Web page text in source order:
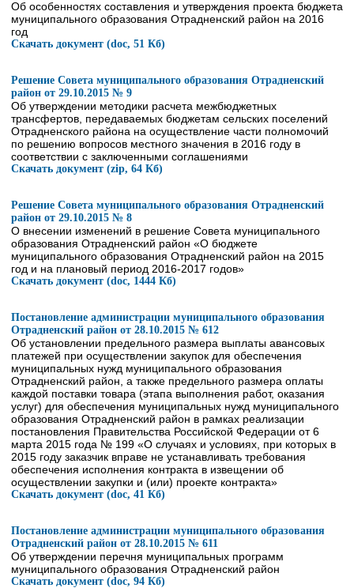
Об особенностях составления и утверждения проекта бюджета
муниципального образования Отрадненский район на 2016
год
Скачать документ (doc, 51 Кб)
Решение Совета муниципального образования Отрадненский
район от 29.10.2015 № 9
Об утверждении методики расчета межбюджетных
трансфертов, передаваемых бюджетам сельских поселений
Отрадненского района на осуществление части полномочий
по решению вопросов местного значения в 2016 году в
соответствии с заключенными соглашениями
Скачать документ (zip, 64 Кб)
Решение Совета муниципального образования Отрадненский
район от 29.10.2015 № 8
О внесении изменений в решение Совета муниципального
образования Отрадненский район «О бюджете
муниципального образования Отрадненский район на 2015
год и на плановый период 2016-2017 годов»
Скачать документ (doc, 1444 Кб)
Постановление администрации муниципального образования
Отрадненский район от 28.10.2015 № 612
Об установлении предельного размера выплаты авансовых
платежей при осуществлении закупок для обеспечения
муниципальных нужд муниципального образования
Отрадненский район, а также предельного размера оплаты
каждой поставки товара (этапа выполнения работ, оказания
услуг) для обеспечения муниципальных нужд муниципального
образования Отрадненский район в рамках реализации
постановления Правительства Российской Федерации от 6
марта 2015 года № 199 «О случаях и условиях, при которых в
2015 году заказчик вправе не устанавливать требования
обеспечения исполнения контракта в извещении об
осуществлении закупки и (или) проекте контракта»
Скачать документ (doc, 41 Кб)
Постановление администрации муниципального образования
Отрадненский район от 28.10.2015 № 611
Об утверждении перечня муниципальных программ
муниципального образования Отрадненский район
Скачать документ (doc, 94 Кб)